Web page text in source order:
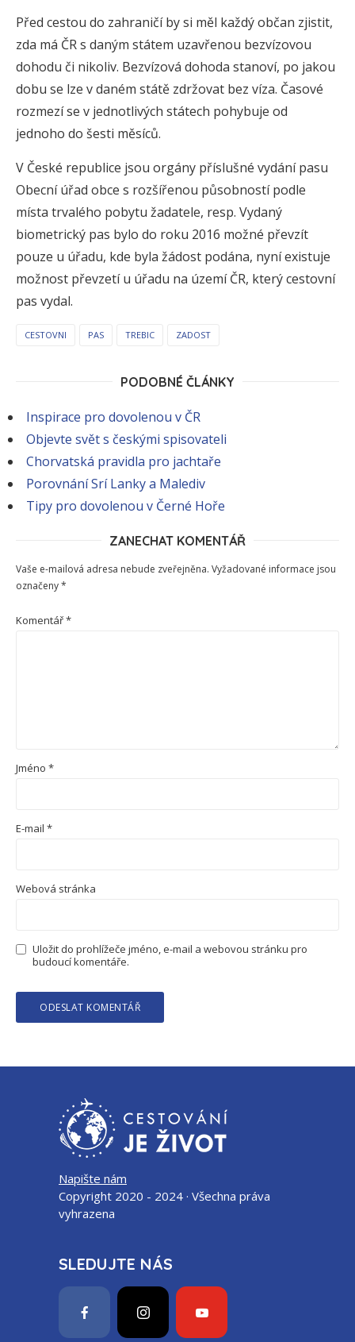
Před cestou do zahraničí by si měl každý občan zjistit,
zda má ČR s daným státem uzavřenou bezvízovou
dohodu či nikoliv. Bezvízová dohoda stanoví, po jakou
dobu se lze v daném státě zdržovat bez víza. Časové
rozmezí se v jednotlivých státech pohybuje od
jednoho do šesti měsíců.
V České republice jsou orgány příslušné vydání pasu
Obecní úřad obce s rozšířenou působností podle
místa trvalého pobytu žadatele, resp. Vydaný
biometrický pas bylo do roku 2016 možné převzít
pouze u úřadu, kde byla žádost podána, nyní existuje
možnost převzetí u úřadu na území ČR, který cestovní
pas vydal.
CESTOVNI PAS TREBIC ZADOST
PODOBNÉ ČLÁNKY
Inspirace pro dovolenou v ČR
Objevte svět s českými spisovateli
Chorvatská pravidla pro jachtaře
Porovnání Srí Lanky a Malediv
Tipy pro dovolenou v Černé Hoře
ZANECHAT KOMENTÁŘ
Vaše e-mailová adresa nebude zveřejněna. Vyžadované informace jsou
označeny*
Komentář*
Jméno *
E-mail *
Webová stránka
Uložit do prohlížeče jméno, e-mail a webovou stránku pro
budoucí komentáře.
Napište nám
Copyright 2020 - 2024 · Všechna práva
vyhrazena
SLEDUJTE NÁS